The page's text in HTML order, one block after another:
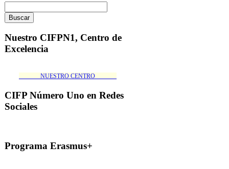
Nuestro CIFPN1, Centro de
Excelencia
_______NUESTRO CENTRO_______
CIFP Número Uno en Redes
Sociales
Programa Erasmus+